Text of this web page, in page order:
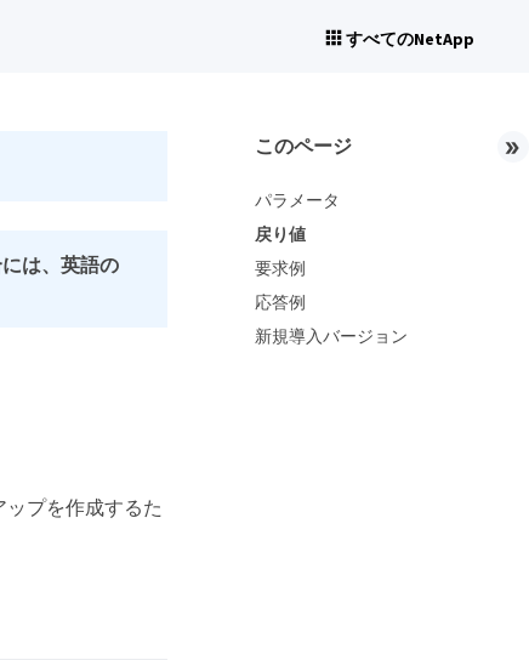
すべてのNetApp
は、英語の
プを作成するた
このページ
パラメータ
戻り値
要求例
応答例
新規導入バージョン